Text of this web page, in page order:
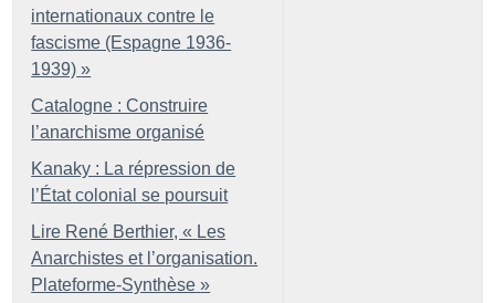
internationaux contre le
fascisme (Espagne 1936-
1939) »
Catalogne : Construire
l’anarchisme organisé
Kanaky : La répression de
l’État colonial se poursuit
Lire René Berthier, « Les
Anarchistes et l’organisation.
Plateforme-Synthèse »